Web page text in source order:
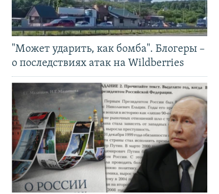
"Может ударить, как бомба". Блогеры –
о последствиях атак на Wildberries